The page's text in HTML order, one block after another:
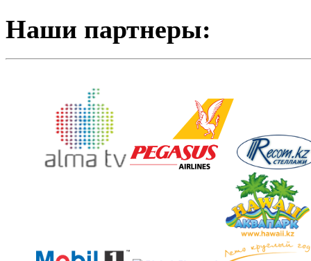
Наши партнеры: